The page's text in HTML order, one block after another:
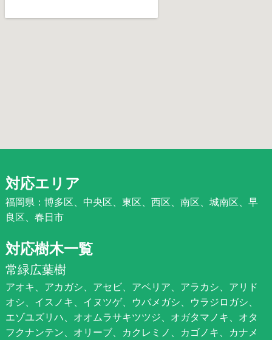
対応エリア
福岡県：博多区、中央区、東区、西区、南区、城南区、早
良区、春日市
対応樹木一覧
常緑広葉樹
アオキ、アカガシ、アセビ、アベリア、アラカシ、アリド
オシ、イスノキ、イヌツゲ、ウバメガシ、ウラジロガシ、
エゾユズリハ、オオムラサキツツジ、オガタマノキ、オタ
フクナンテン、オリーブ、カクレミノ、カゴノキ、カナメ